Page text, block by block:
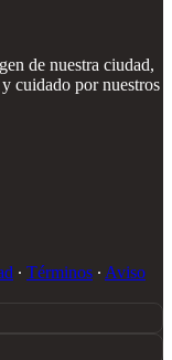
de nuestra ciudad,
cuidado por nuestros
∙ Términos ∙ Aviso